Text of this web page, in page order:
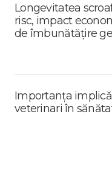
Longevitatea
risc, impact
de îmbunătățire
Importanța
veterinari în